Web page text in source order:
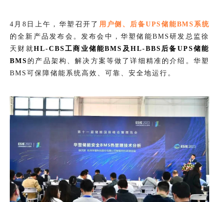
4月8日上午，华塑召开了 用户侧、后备UPS储能BMS系统
的全新产品发布会。发布会中，华塑储能BMS研发总监徐
天财就HL-CBS工商业储能BMS及HL-BBS后备UPS储能
BMS 的产品架构、解决方案等做了详细精准的介绍。华塑
BMS可保障储能系统高效、可靠、安全地运行 。